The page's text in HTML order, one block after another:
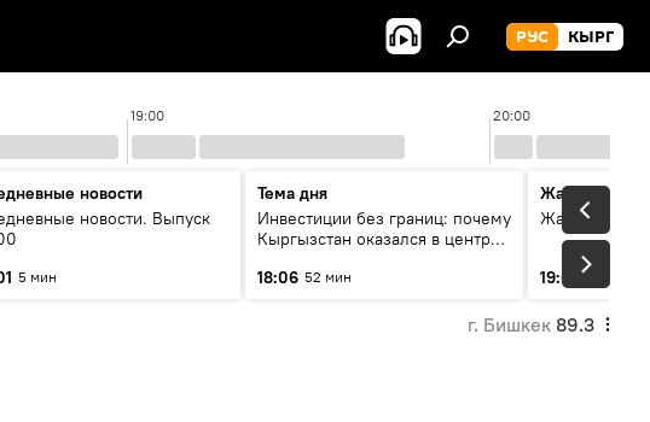
РУС КЫРГ
19:00 20:00
новости
новости. Выпуск
5 мин
Тема дня
Инвестиции без границ: почему
Кыргызстан оказался в центре
18:06 52 мин
Жаңылыктар
19:01 11 мин
г. Бишкек 89.3